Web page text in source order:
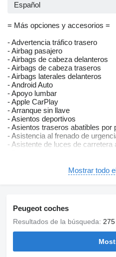
Español
= Más opciones y accesorios =
- Advertencia tráfico trasero
- Airbag pasajero
- Airbags de cabeza delanteros
- Airbags de cabeza traseros
- Airbags laterales delanteros
- Android Auto
- Apoyo lumbar
- Apple CarPlay
- Arranque sin llave
- Asientos deportivos
- Asientos traseros abatibles por
- Asistencia al frenado de
- Asistente de luces de carretera
- Conducción por voz
- Faros Full LED
- Faros LED
- Head-up display
- Inmovilizador electrónico del
- Luces de conducción diurna
Mostrar todo
Peugeot coches
Resultados de la búsqueda: